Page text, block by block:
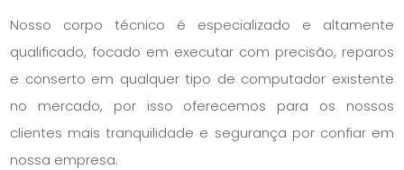
Nosso corpo técnico é especializado e altamente
qualificado, focado em executar com precisão, reparos
e conserto em qualquer tipo de computador existente
no mercado, por isso oferecemos para os nossos
clientes mais tranquilidade e segurança por confiar em
nossa empresa.